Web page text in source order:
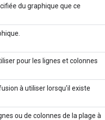
du graphique que ce
pour les lignes et colonnes
à utiliser lorsqu'il existe
ou de colonnes de la plage à